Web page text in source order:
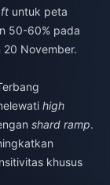
untuk peta
50-60% pada
20 November.
high
shard ramp.
khusus